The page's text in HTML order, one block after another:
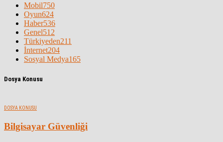
Mobil750
Oyun624
Haber536
Genel512
Türkiyeden211
İnternet204
Sosyal Medya165
Dosya Konusu
DOSYA KONUSU
Bilgisayar Güvenliği